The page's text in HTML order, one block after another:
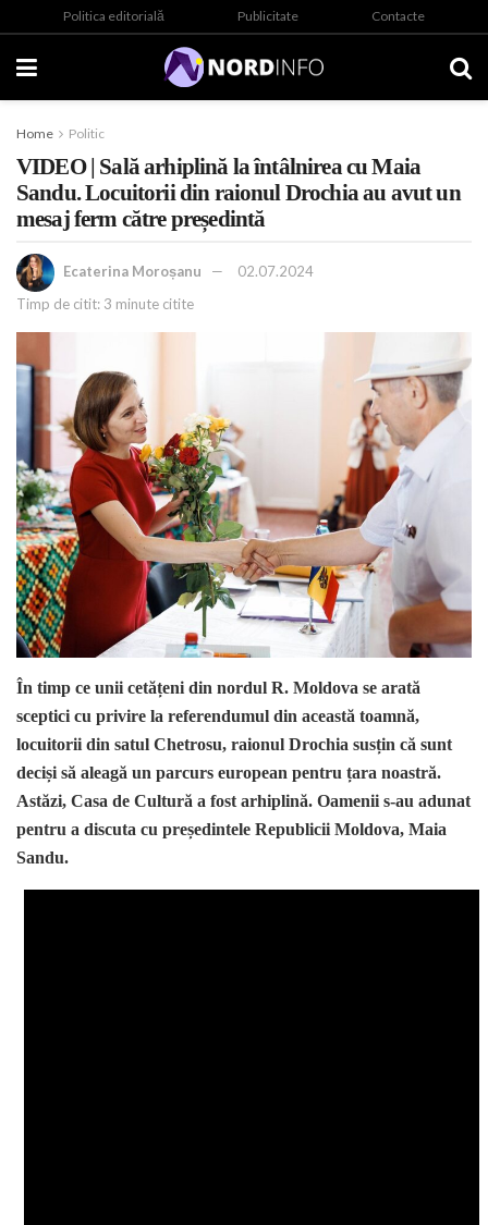
Politica editorială Publicitate Contacte
Home Politic
VIDEO | Sală arhiplină la întâlnirea cu Maia
Sandu. Locuitorii din raionul Drochia au avut un
mesaj ferm către președintă
Ecaterina Moroșanu
02.07.2024
Timp de citit: 3 minute citite
În timp ce unii cetățeni din nordul R. Moldova se arată
sceptici cu privire la referendumul din această toamnă,
locuitorii din satul Chetrosu, raionul Drochia susțin că sunt
deciși să aleagă un parcurs european pentru țara noastră.
Astăzi, Casa de Cultură a fost arhiplină. Oamenii s-au adunat
pentru a discuta cu președintele Republicii Moldova, Maia
Sandu.